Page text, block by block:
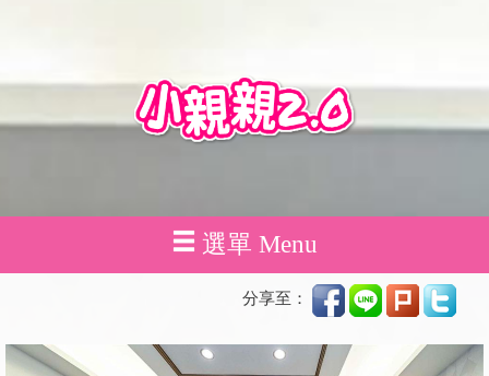
選單 Menu
分享至：